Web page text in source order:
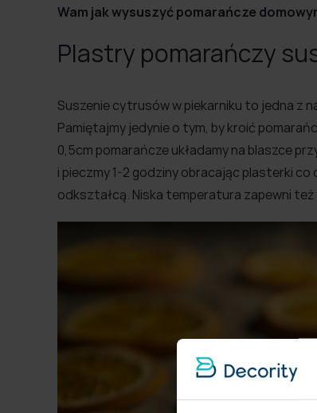
Wam jak wysuszyć pomarańcze
Plastry pomarańczy
Suszenie cytrusów w piekarniku to jedna z
Pamiętajmy jedynie o tym, by kroić
0,5cm pomarańcze układamy na blaszce
i pieczmy 1-2 godziny obracając plasterki
odkształcą. Niska temperatura zapewni